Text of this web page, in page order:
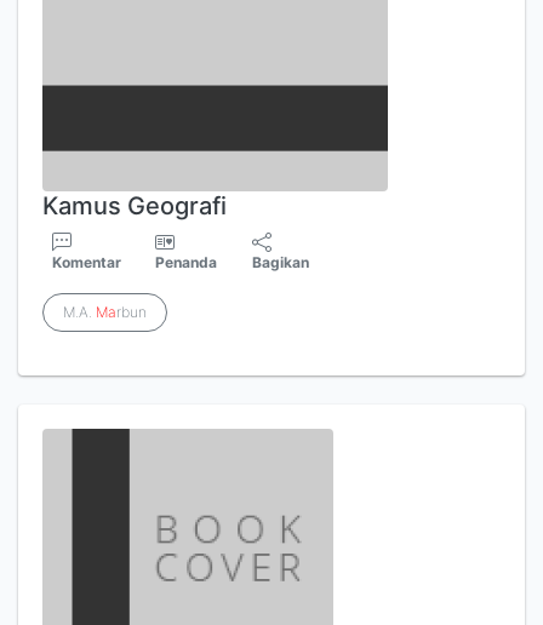
Kamus Geografi
Komentar Penanda Bagikan
M.A. Marbun